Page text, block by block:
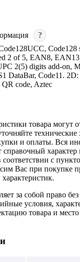
?
2 of 5, EAN8,
2(5) digits add-on,
DataBar, Code11.
code, Aztec
товара могут
технические
и оплаты. Вся
справочный характер
с
Вас при покупке
за собой право
условия,
товара и место